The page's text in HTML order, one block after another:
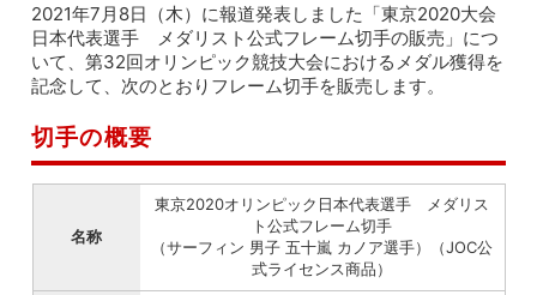
2021年7月8日（木）に報道発表しました「東京2020大会
日本代表選手 メダリスト公式フレーム切手の販売」につ
いて、第32回オリンピック競技大会におけるメダル獲得を
記念して、次のとおりフレーム切手を販売します。
切手の概要
名称
東京2020オリンピック日本代表選手 メダリス
ト公式フレーム切手
（サーフィン 男子 五十嵐 カノア選手）（JOC公
式ライセンス商品）